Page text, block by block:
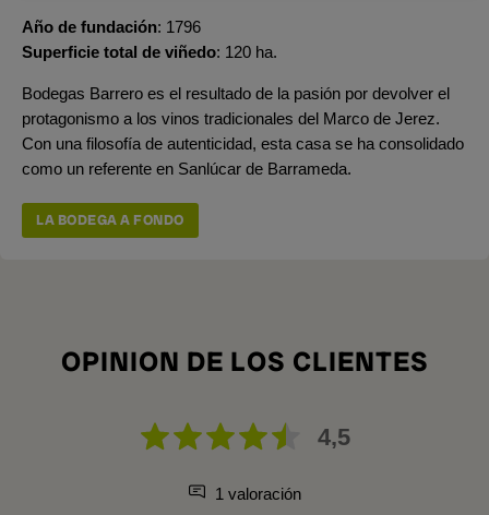
Año de fundación 1796
Superficie total de viñedo 120 ha.
Bodegas Barrero es el resultado de la pasión por devolver el
protagonismo a los vinos tradicionales del Marco de Jerez.
Con una filosofía de autenticidad, esta casa se ha consolidado
como un referente en Sanlúcar de Barrameda.
LA BODEGA A FONDO
OPINION DE LOS CLIENTES
4,5
1 valoración